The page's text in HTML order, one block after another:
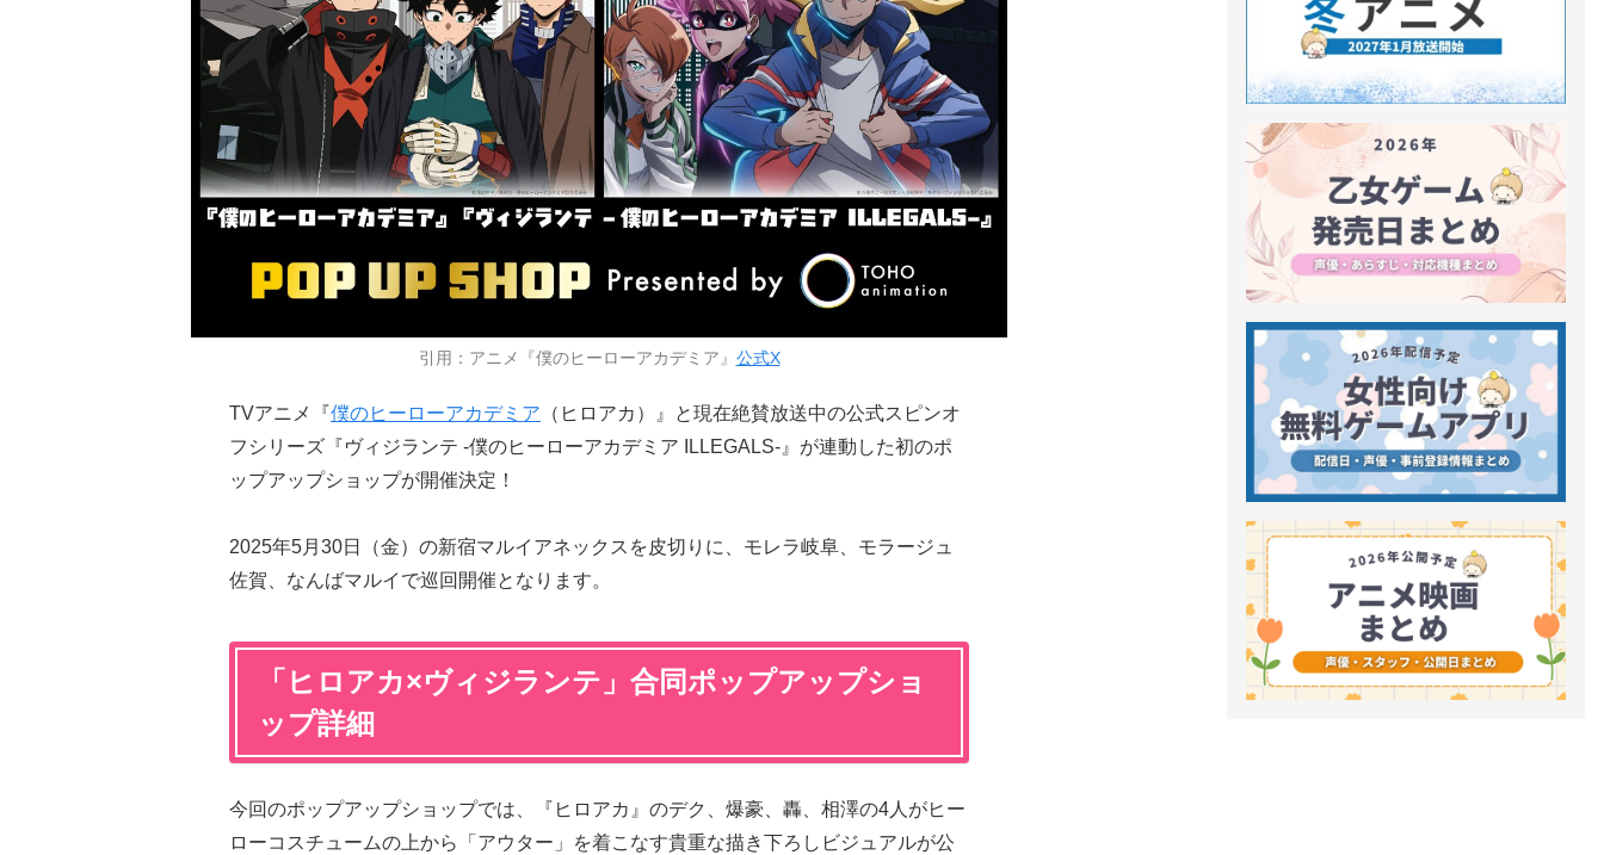
引用：アニメ『僕のヒーローアカデミア』 公式X
TVアニメ『僕のヒーローアカデミア （ヒロアカ）』と現在絶賛放送中の公式スピンオ
フシリーズ『ヴィジランテ -僕のヒーローアカデミア ILLEGALS-』が連動した初のポ
ップアップショップが開催決定！
2025年5月30日（金）の新宿マルイアネックスを皮切りに、モレラ岐阜、モラージュ
佐賀、なんばマルイで巡回開催となります。
「ヒロアカ×ヴィジランテ」合同ポップアップショ
ップ詳細
今回のポップアップショップでは、『ヒロアカ』のデク、爆豪、轟、相澤の4人がヒー
ローコスチュームの上から「アウター」を着こなす貴重な描き下ろしビジュアルが公